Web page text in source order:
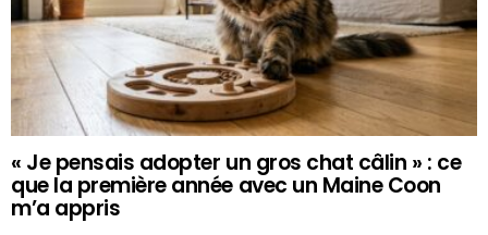
« Je pensais adopter un gros chat câlin » : ce
que la première année avec un Maine Coon
m’a appris